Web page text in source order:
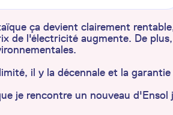
ça devient clairement
de l'électricité augmente. De
il y la décennale et la
je rencontre un nouveau